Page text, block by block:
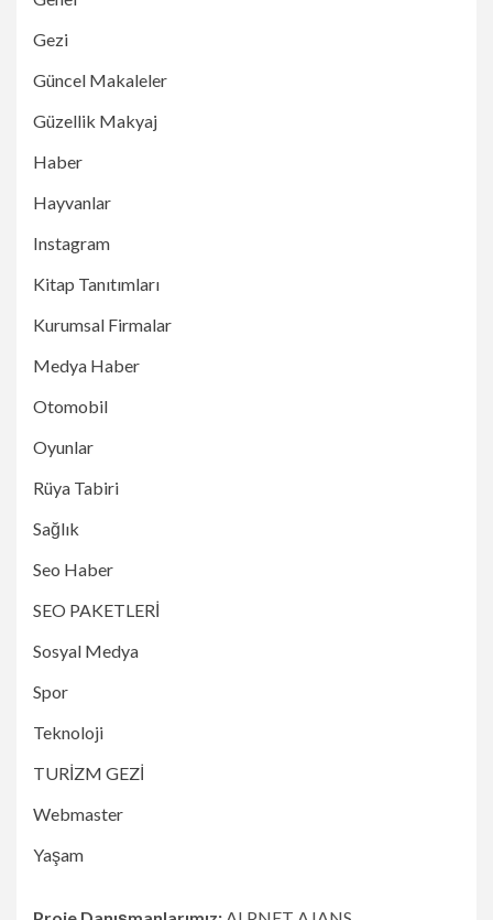
Gezi
Güncel Makaleler
Güzellik Makyaj
Haber
Hayvanlar
Instagram
Kitap Tanıtımları
Kurumsal Firmalar
Medya Haber
Otomobil
Oyunlar
Rüya Tabiri
Sağlık
Seo Haber
SEO PAKETLERİ
Sosyal Medya
Spor
Teknoloji
TURİZM GEZİ
Webmaster
Yaşam